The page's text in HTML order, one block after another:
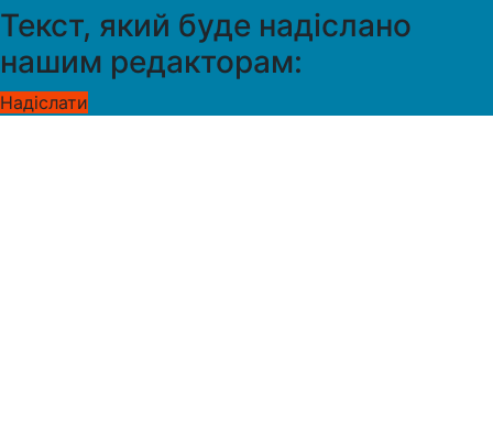
Текст, який буде надіслано
нашим редакторам:
Надіслати